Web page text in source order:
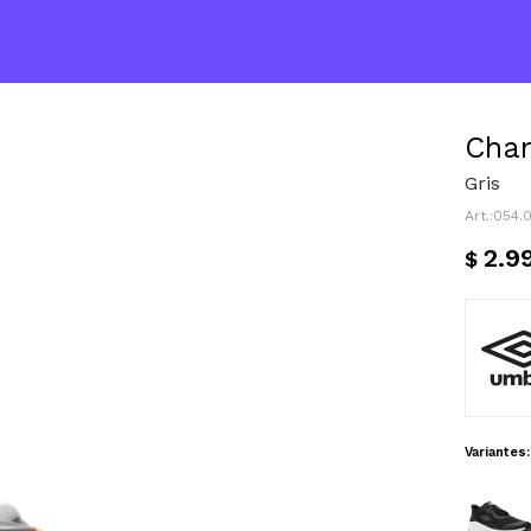
Gris
$
Variantes: